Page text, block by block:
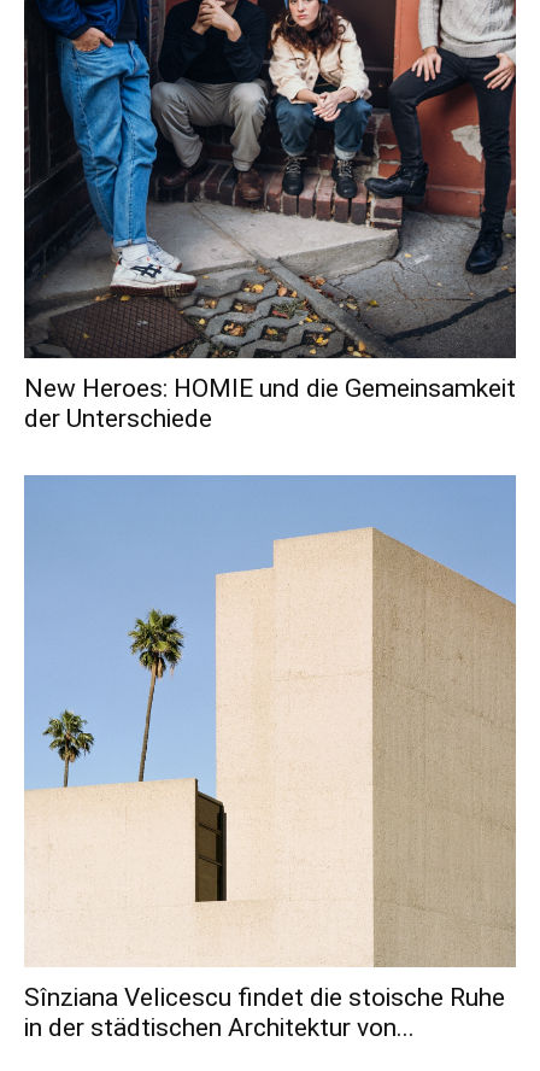
New Heroes: HOMIE und die Gemeinsamkeit
der Unterschiede
Sînziana Velicescu findet die stoische Ruhe
in der städtischen Architektur von...